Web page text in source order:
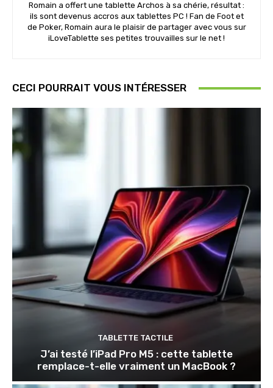
Romain a offert une tablette Archos à sa chérie, résultat :
ils sont devenus accros aux tablettes PC ! Fan de Foot et
de Poker, Romain aura le plaisir de partager avec vous sur
iLoveTablette ses petites trouvailles sur le net !
CECI POURRAIT VOUS INTÉRESSER
TABLETTE TACTILE
J’ai testé l’iPad Pro M5 : cette tablette
remplace-t-elle vraiment un MacBook ?